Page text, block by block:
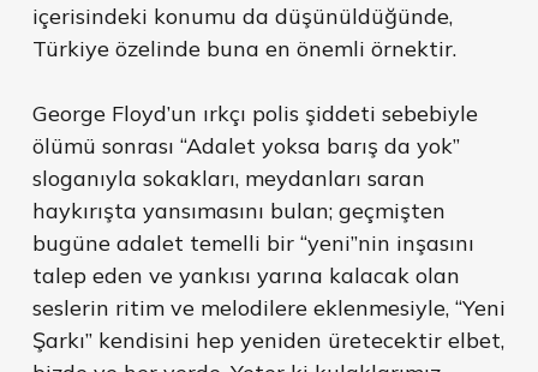
içerisindeki konumu da düşünüldüğünde,
Türkiye özelinde buna en önemli örnektir.
George Floyd’un ırkçı polis şiddeti sebebiyle
ölümü sonrası “Adalet yoksa barış da yok”
sloganıyla sokakları, meydanları saran
haykırışta yansımasını bulan; geçmişten
bugüne adalet temelli bir “yeni”nin inşasını
talep eden ve yankısı yarına kalacak olan
seslerin ritim ve melodilere eklenmesiyle, “Yeni
Şarkı” kendisini hep yeniden üretecektir elbet,